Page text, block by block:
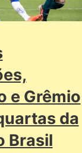
e Grêmio
da
Brasil